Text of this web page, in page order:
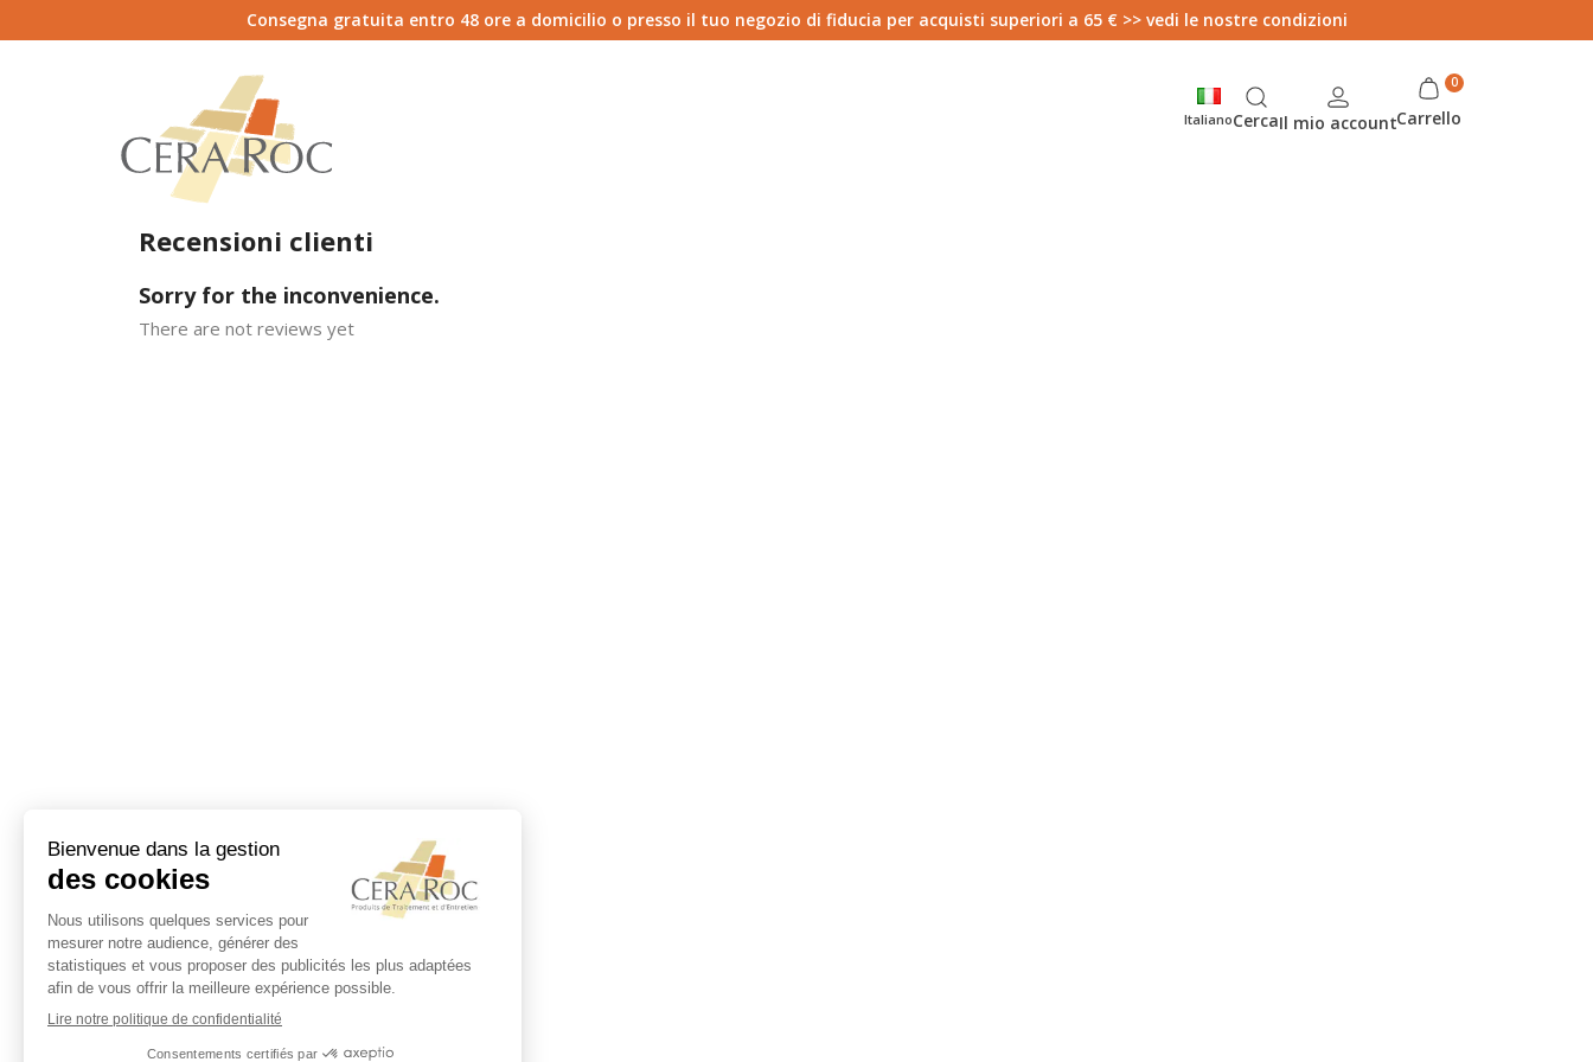
Consegna gratuita entro 48 ore a domicilio o presso il tuo negozio di fiducia per acquisti superiori a 65 € >> vedi le nostre condizioni
ItalianoCercaIl mio accountCarrello
Recensioni clienti
Sorry for the inconvenience.
There are not reviews yet